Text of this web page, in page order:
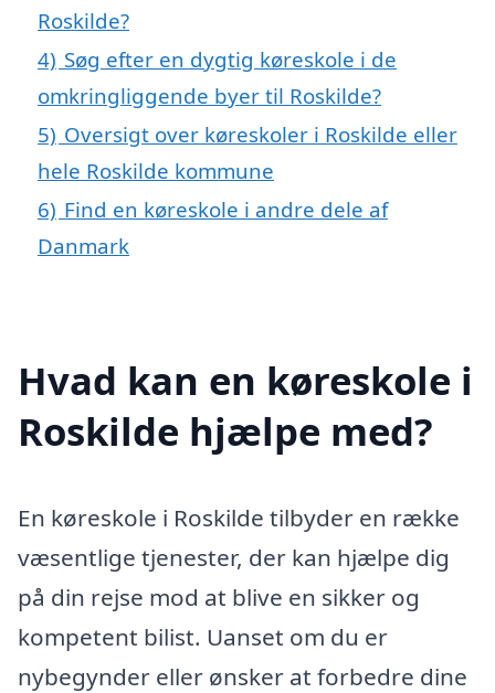
Roskilde?
4) Søg efter en dygtig køreskole i de
omkringliggende byer til Roskilde?
5) Oversigt over køreskoler i Roskilde eller
hele Roskilde kommune
6) Find en køreskole i andre dele af
Danmark
Hvad kan en køreskole i
Roskilde hjælpe med?
En køreskole i Roskilde tilbyder en række
væsentlige tjenester, der kan hjælpe dig
på din rejse mod at blive en sikker og
kompetent bilist. Uanset om du er
nybegynder eller ønsker at forbedre dine